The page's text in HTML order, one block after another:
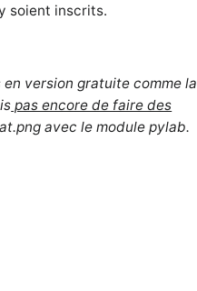
soient inscrits.
version gratuite comme la
pas encore de faire des
avec le module pylab.